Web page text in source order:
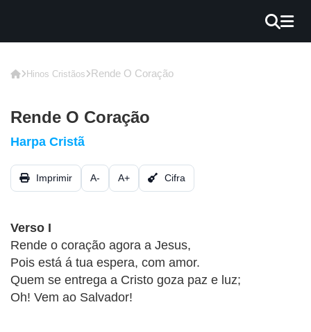
GRÁTIS
GUITAR
CIFRA
VÍDEO
HINOS
Hinos Cristãos Rende O Coração
Rende O Coração
Harpa Cristã
Imprimir A- A+ Cifra
Verso I
Rende o coração agora a Jesus,
Pois está á tua espera, com amor.
Quem se entrega a Cristo goza paz e luz;
Oh! Vem ao Salvador!